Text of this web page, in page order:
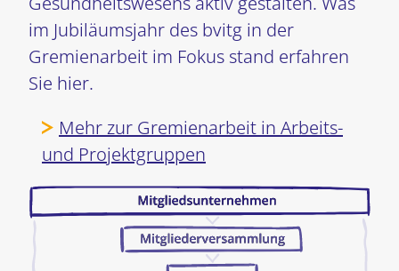
im Jubiläumsjahr des bvitg in der
Gremienarbeit im Fokus stand erfahren
Sie hier.
Mehr zur Gremienarbeit in Arbeits-
und Projektgruppen